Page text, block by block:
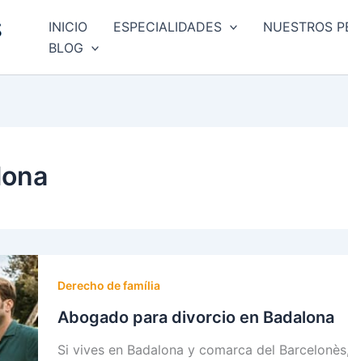
INICIO ESPECIALIDADES
NUESTROS
BLOG
Derecho de família
Abogado para divorcio en Badalona
Si vives en Badalona y comarca del